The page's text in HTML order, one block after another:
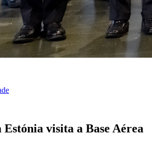
Estónia visita a Base Aérea